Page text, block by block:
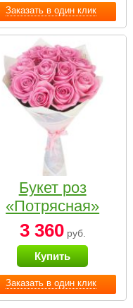
Заказать в один клик
Заказать в один клик
Букет роз
«Потрясная»
3 360руб.
Купить